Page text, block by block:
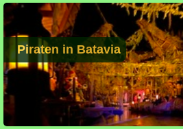
Piraten in Batavia